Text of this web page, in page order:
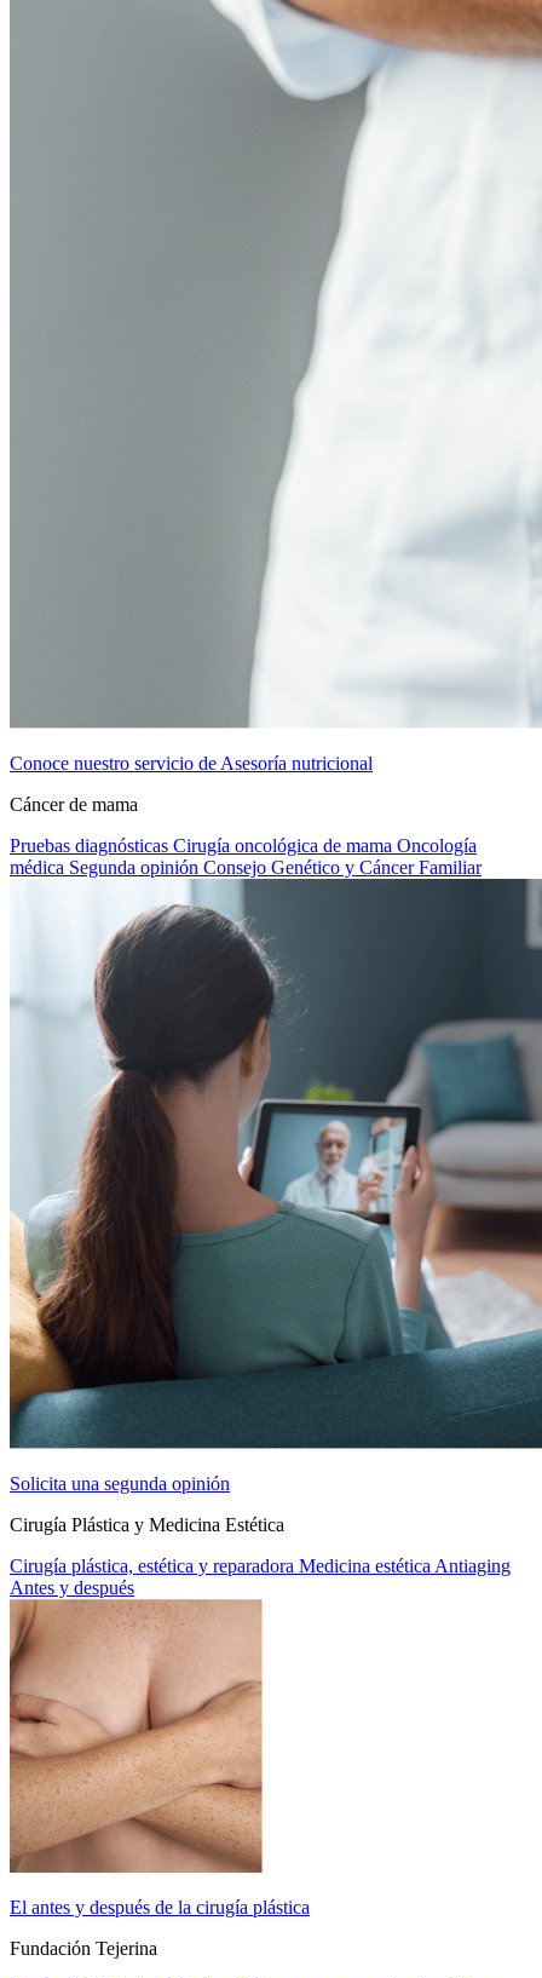
Conoce nuestro servicio de Asesoría nutricional
Cáncer de mama
Pruebas diagnósticas Cirugía oncológica de mama Oncología
médica Segunda opinión Consejo Genético y Cáncer Familiar
Solicita una segunda opinión
Cirugía Plástica y Medicina Estética
Cirugía plástica, estética y reparadora Medicina estética Antiaging
Antes y después
El antes y después de la cirugía plástica
Fundación Tejerina